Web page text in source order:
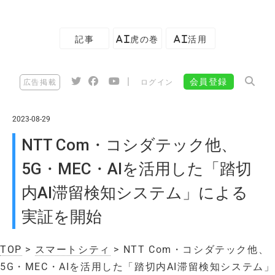
記事 AI虎の巻 AI活用
広告掲載 ログイン 会員登録
2023-08-29
NTT Com・コシダテック他、
5G・MEC・AIを活用した「踏切
内AI滞留検知システム」による
実証を開始
TOP > スマートシティ > NTT Com・コシダテック他、
5G・MEC・AIを活用した「踏切内AI滞留検知システム」